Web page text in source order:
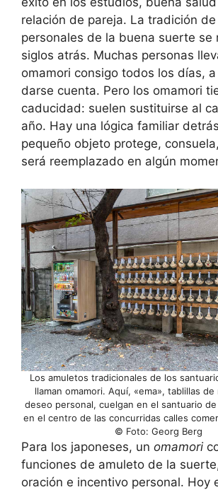
relación de pareja. La tradición
personales de la buena suerte se
siglos atrás. Muchas personas
omamori consigo todos los días,
darse cuenta. Pero los omamori
caducidad: suelen sustituirse al
año. Hay una lógica familiar
pequeño objeto protege,
será reemplazado en algún
Los amuletos tradicionales de los
llaman omamori. Aquí, «ema», tablillas
deseo personal, cuelgan en el santuario
en el centro de las concurridas calles
© Foto: Georg Berg
Para los japoneses, un omamori
funciones de amuleto de la
oración e incentivo personal. Hoy